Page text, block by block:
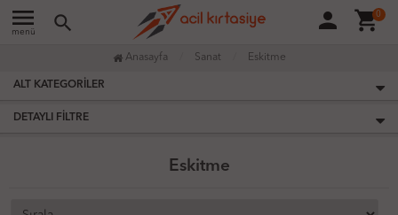
menu
menü search person shopping_cart
0
Anasayfa Sanat Eskitme
ALT KATEGORILER
DETAYLI FILTRE
Eskitme